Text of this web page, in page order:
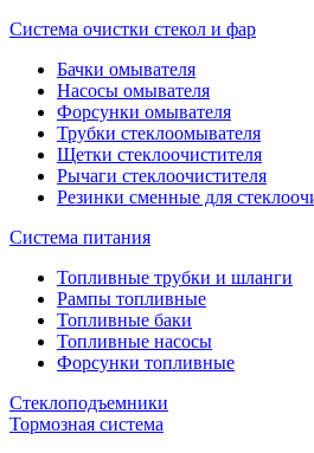
Система очистки стекол и фар
Бачки омывателя
Насосы омывателя
Форсунки омывателя
Трубки стеклоомывателя
Щетки стеклоочистителя
Рычаги стеклоочистителя
Резинки сменные для
Система питания
Топливные трубки и шланги
Рампы топливные
Топливные баки
Топливные насосы
Форсунки топливные
Стеклоподъемники
Тормозная система